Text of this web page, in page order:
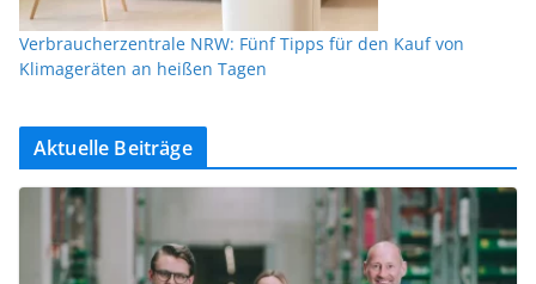
Verbraucherzentrale NRW: Fünf Tipps für den Kauf von
Klimageräten an heißen Tagen
Aktuelle Beiträge